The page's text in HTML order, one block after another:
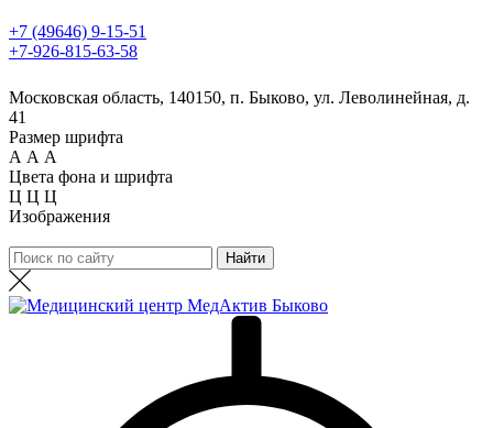
+7 (49646) 9-15-51
+7-926-815-63-58
Московская область, 140150, п. Быково, ул. Леволинейная, д.
41
Размер шрифта
А А А
Цвета фона и шрифта
Ц Ц Ц
Изображения